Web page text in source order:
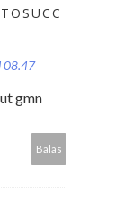
08.47
gmn
Balas